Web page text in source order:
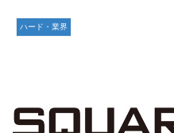
【速報】北海道江別大学生
に無期懲役の判決←これ、
海外「日本は戦勝国なん
様に各国から称賛の声
【速報】ひろゆき、離婚
てクソだわ！
ハード・業界